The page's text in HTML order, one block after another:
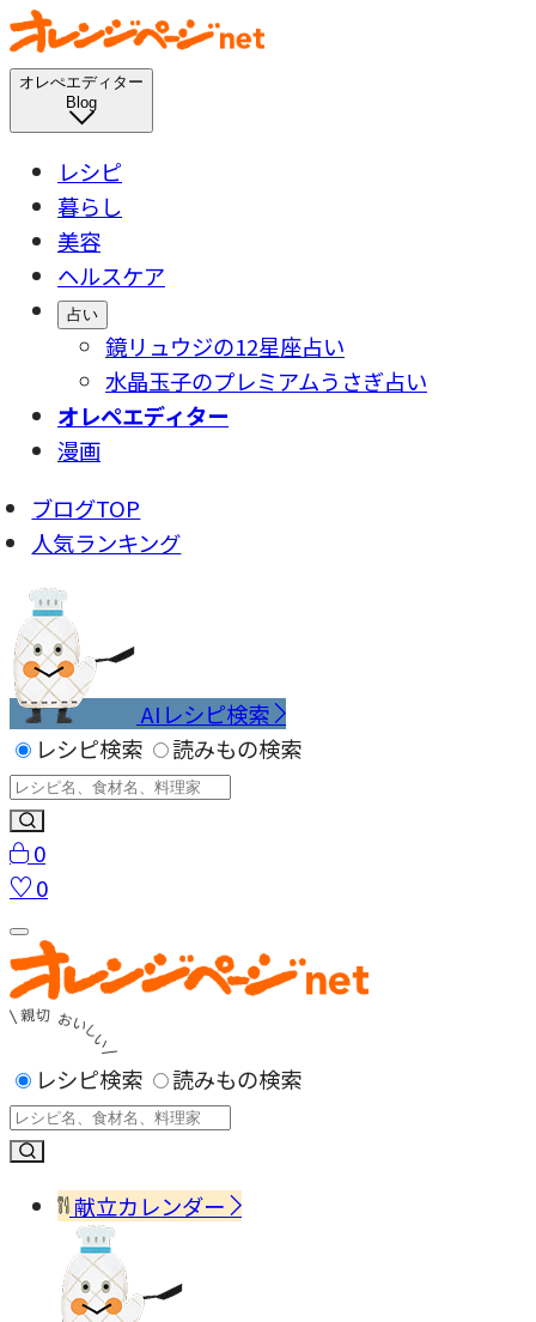
オレぺエディター
Blog
レシピ
暮らし
美容
ヘルスケア
占い
鏡リュウジの12星座占い
水晶玉子のプレミアムうさぎ占い
オレペエディター
漫画
ブログTOP
人気ランキング
AIレシピ検索
レシピ検索
読みもの検索
0
0
レシピ検索 読みもの検索
献立カレンダー